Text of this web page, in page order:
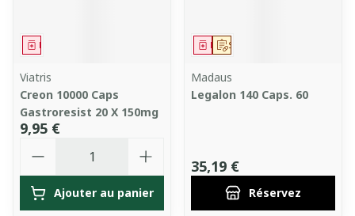
Médicament
Viatris
Creon 10000 Caps
Gastroresist 20 X 150mg
9,95 €
Ajouter au panier
Sur prescription
Médicament
Madaus
Legalon 140 Caps. 60
35,19 €
Réservez